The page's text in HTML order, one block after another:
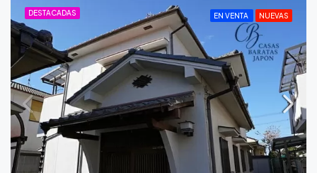
DESTACADAS EN VENTA NUEVAS